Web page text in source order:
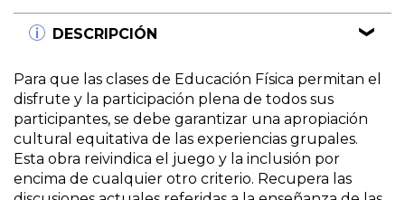
DESCRIPCIÓN
Para que las clases de Educación Física permitan el
disfrute y la participación plena de todos sus
participantes, se debe garantizar una apropiación
cultural equitativa de las experiencias grupales.
Esta obra reivindica el juego y la inclusión por
encima de cualquier otro criterio. Recupera las